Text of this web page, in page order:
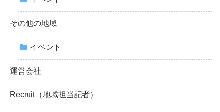
その他の地域
イベント
運営会社
Recruit（地域担当記者）